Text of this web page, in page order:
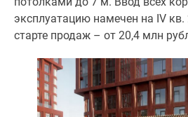
Эксперты
авторы
проекте
Контакты
Реклама
эксплуатацию намечен на IV кв.
старте продаж – от 20,4 млн